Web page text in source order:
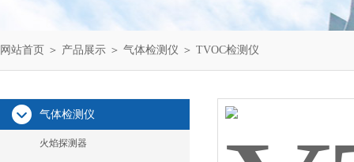
网站首页 ＞ 产品展示 ＞ 气体检测仪 ＞ TVOC检测仪
气体检测仪
火焰探测器